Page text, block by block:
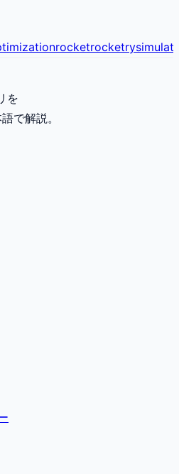
rocketrocketry
を
で解説。